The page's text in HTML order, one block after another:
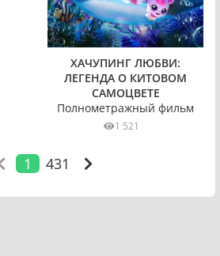
ХАЧУПИНГ ЛЮБВИ:
ЛЕГЕНДА О КИТОВОМ
САМОЦВЕТЕ
Полнометражный фильм
1 521
1 431